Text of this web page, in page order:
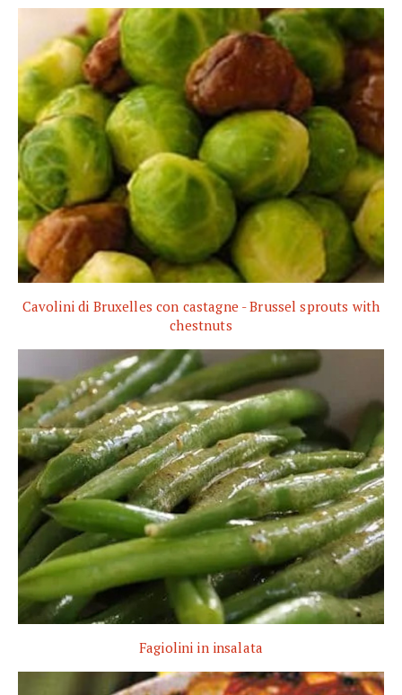
Cavolini di Bruxelles con castagne - Brussel sprouts with
chestnuts
Fagiolini in insalata